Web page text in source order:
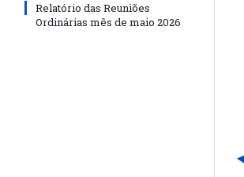
Relatório das Reuniões
Ordinárias mês de maio 2026